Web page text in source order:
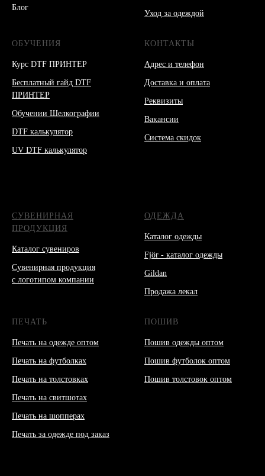
Блог
Уход за одеждой
ОБУЧЕНИЯ
Курс DTF ПРИНТЕР
Бесплатный гайд DTF
ПРИНТЕР
Обучении Шелкографии
DTF калькулятор
UV DTF калькулятор
КОНТАКТЫ
Адрес и телефон
Доставка и оплата
Реквизиты
Вакансии
Система скидок
СУВЕНИРНАЯ
ПРОДУКЦИЯ
Каталог сувениров
Сувенирная продукция
с логотипом компании
ОДЕЖДА
Каталог одежды
Fjör - каталог одежды
Gildan
Продажа лекал
ПЕЧАТЬ
Печать на одежде оптом
Печать на футболках
Печать на толстовках
Печать на свитшотах
Печать на шопперах
Печать за одежде под заказ
ПОШИВ
Пошив одежды оптом
Пошив футболок оптом
Пошив толстовок оптом